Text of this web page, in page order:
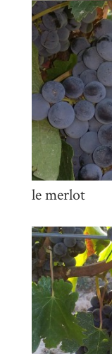
le merlot